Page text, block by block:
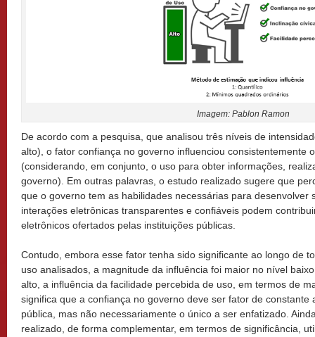
Imagem: Pablon Ramon
De acordo com a pesquisa, que analisou três níveis de
alto), o fator confiança no governo influenciou consistentemente
(considerando, em conjunto, o uso para obter informações,
governo). Em outras palavras, o estudo realizado sugere que
que o governo tem as habilidades necessárias para desenvolver
interações eletrônicas transparentes e confiáveis podem
eletrônicos ofertados pelas instituições públicas.
Contudo, embora esse fator tenha sido significante ao longo de
uso analisados, a magnitude da influência foi maior no nível
alto, a influência da facilidade percebida de uso, em termos de
significa que a confiança no governo deve ser fator de constante
pública, mas não necessariamente o único a ser enfatizado.
realizado, de forma complementar, em termos de significância,